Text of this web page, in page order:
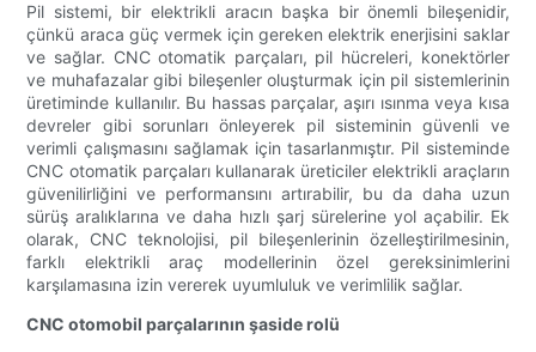
Pil sistemi, bir elektrikli aracın başka bir önemli bileşenidir,
çünkü araca güç vermek için gereken elektrik enerjisini saklar
ve sağlar. CNC otomatik parçaları, pil hücreleri, konektörler
ve muhafazalar gibi bileşenler oluşturmak için pil sistemlerinin
üretiminde kullanılır. Bu hassas parçalar, aşırı ısınma veya kısa
devreler gibi sorunları önleyerek pil sisteminin güvenli ve
verimli çalışmasını sağlamak için tasarlanmıştır. Pil sisteminde
CNC otomatik parçaları kullanarak üreticiler elektrikli araçların
güvenilirliğini ve performansını artırabilir, bu da daha uzun
sürüş aralıklarına ve daha hızlı şarj sürelerine yol açabilir. Ek
olarak, CNC teknolojisi, pil bileşenlerinin özelleştirilmesinin,
farklı elektrikli araç modellerinin özel gereksinimlerini
karşılamasına izin vererek uyumluluk ve verimlilik sağlar.
CNC otomobil parçalarının şaside rolü